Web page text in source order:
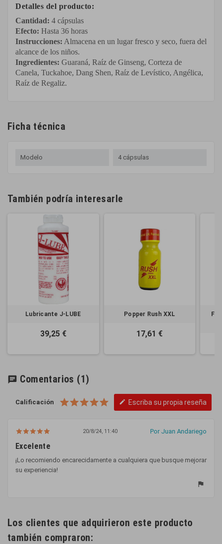
Detalles del producto:
Cantidad: 4 cápsulas
Efecto: Hasta 36 horas
Instrucciones: Almacena en un lugar fresco y seco, fuera del
alcance de los niños.
Ingredientes: Guaraná, Raíz de Ginseng, Corteza de
Canela, Tuckahoe, Dang Shen, Raíz de Levístico, Angélica,
Raíz de Regaliz.
Ficha técnica
Modelo 4 cápsulas
También podría interesarle
Lubricante J-LUBE
39,25 €
Popper Rush XXL
17,61 €
chat Comentarios (1)
Calificación edit Escriba su propia reseña
20/8/24, 11:40 Por Juan Andariego
Excelente
¡Lo recomiendo encarecidamente a cualquiera que busque mejorar
su experiencia!
flag
Los clientes que adquirieron este producto
también compraron: